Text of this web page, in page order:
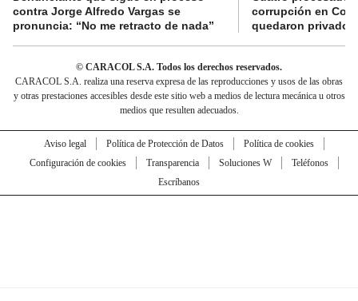
contra Jorge Alfredo Vargas se
pronuncia: “No me retracto de nada”
corrupción en
quedaron
© CARACOL S.A. Todos los derechos reservados.
CARACOL S.A. realiza una reserva expresa de las reproducciones y usos de las obras
y otras prestaciones accesibles desde este sitio web a medios de lectura mecánica u otros
medios que resulten adecuados.
Aviso legal Política de Protección de Datos
Política de cookies
Configuración de cookies
Transparencia Soluciones W
Teléfonos
Escríbanos